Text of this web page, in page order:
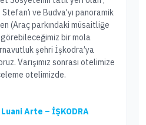
ve Budva'yı panoramik
(Araç parkındaki müsaitliğe
bir mola
şehri İşkodra’ya
Varışımız sonrası otelimize
otelimizde.
Luani Arte – İŞKODRA